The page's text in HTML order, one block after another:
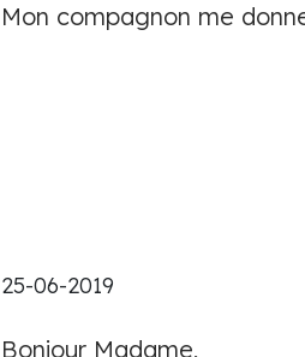
Mon compagnon me
25-06-2019
Bonjour Madame,